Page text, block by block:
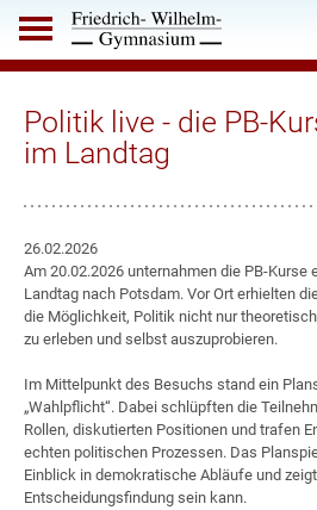
Politik live - die PB-
im Landtag
26.02.2026
Am 20.02.2026 unternahmen die PB-Kurse
Landtag nach Potsdam. Vor Ort erhielten
die Möglichkeit, Politik nicht nur
zu erleben und selbst auszuprobieren.
Im Mittelpunkt des Besuchs stand ein
„Wahlpflicht“. Dabei schlüpften die
Rollen, diskutierten Positionen und trafen
echten politischen Prozessen. Das
Einblick in demokratische Abläufe und
Entscheidungsfindung sein kann.